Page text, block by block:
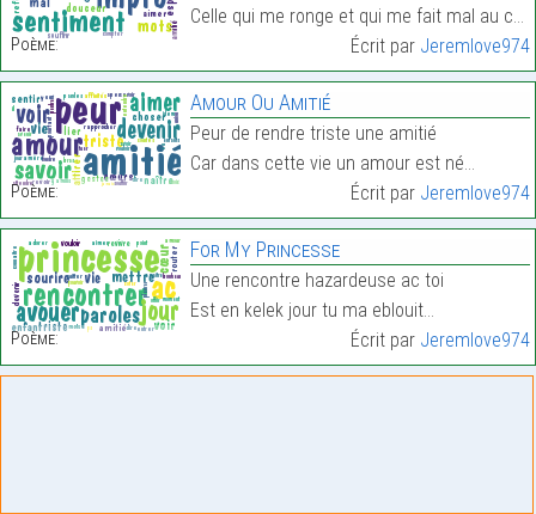
Poème:
Celle qui me ronge et qui me fait mal au cœur…
Écrit par Jeremlove974
Poème:
Amour Ou Amitié
Peur de rendre triste une amitié
Car dans cette vie un amour est né…
Écrit par Jeremlove974
Poème:
For My Princesse
Une rencontre hazardeuse ac toi
Est en kelek jour tu ma eblouit…
Écrit par Jeremlove974